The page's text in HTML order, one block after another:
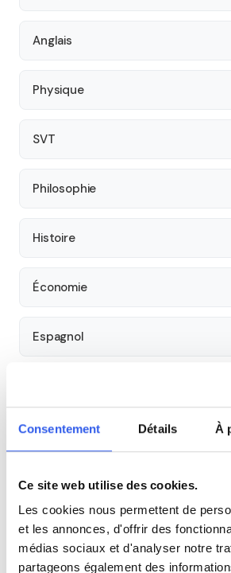
Consentement Détails À
Ce site web utilise des cookies.
Les cookies nous permettent de
et les annonces, d'offrir des
médias sociaux et d'analyser notre
partageons également des
Anglais
Physique
SVT
Philosophie
Histoire
Économie
Espagnol
Cours par niveau
Tous les cours
Découvrez l'ensemble de notre offre à